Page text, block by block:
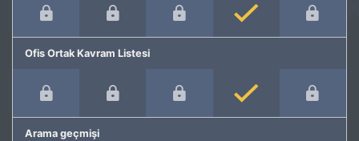
Ofis Ortak Kavram Listesi
Arama geçmişi